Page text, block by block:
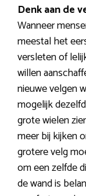
Denk aan de
Wanneer
meestal het
versleten of
willen
nieuwe velgen
mogelijk
grote wielen
meer bij kijken
grotere velg
om een zelfde
de wand is